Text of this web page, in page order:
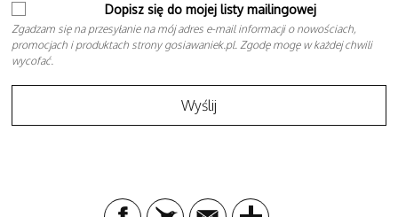
Dopisz się do mojej listy mailingowej
Zgadzam się na przesyłanie na mój adres e-mail informacji o nowościach,
promocjach i produktach strony gosiawaniek.pl. Zgodę mogę w każdej chwili
wycofać.